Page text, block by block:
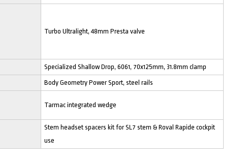
Turbo Ultralight, 48mm Presta valve
Specialized Shallow Drop, 6061, 70x125mm, 31.8mm clamp
Body Geometry Power Sport, steel rails
Tarmac integrated wedge
Stem headset spacers kit for SL7 stem & Roval Rapide cockpit
use